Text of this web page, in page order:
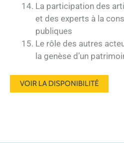
La participation des
et des experts à la
publiques
Le rôle des autres
la genèse d’un
VOIR LA DISPONIBILITÉ